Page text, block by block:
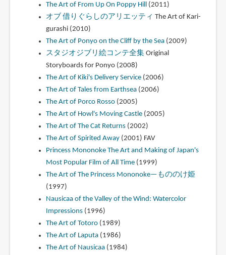
The Art of From Up On Poppy Hill
(2011)
オブ 借りぐらしのアリエッティ The Art of Kari-
gurashi (2010)
The Art of Ponyo on the Cliff by the Sea(2009)
スタジオジブリ絵コンテ全集Original
Storyboards for Ponyo (2008)
The Art of Kiki's Delivery Service(2006)
The Art of Tales from Earthsea(2006)
The Art of Porco Rosso(2005)
The Art of Howl's Moving Castle(2005)
The Art of The Cat Returns(2002)
The Art of Spirited Away(2001) FAV
Princess Mononoke The Art and Making of Japan's
Most Popular Film of All Time(1999)
The Art of The Princess Mononoke—もののけ姫
(1997)
Nausicaa of the Valley of the Wind: Watercolor
Impressions(1996)
The Art of Totoro(1989)
The Art of Laputa(1986)
The Art of Nausicaa(1984)